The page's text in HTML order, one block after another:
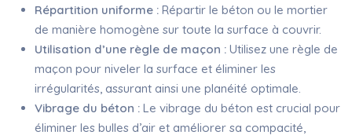
Répartition uniforme : Répartir le béton ou le mortier
de manière homogène sur toute la surface à couvrir.
Utilisation d’une règle de maçon : Utilisez une règle de
maçon pour niveler la surface et éliminer les
irrégularités, assurant ainsi une planéité optimale.
Vibrage du béton : Le vibrage du béton est crucial pour
éliminer les bulles d’air et améliorer sa compacité,